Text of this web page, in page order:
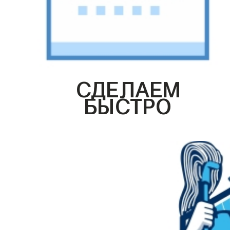
СДЕЛАЕМ
БЫСТРО